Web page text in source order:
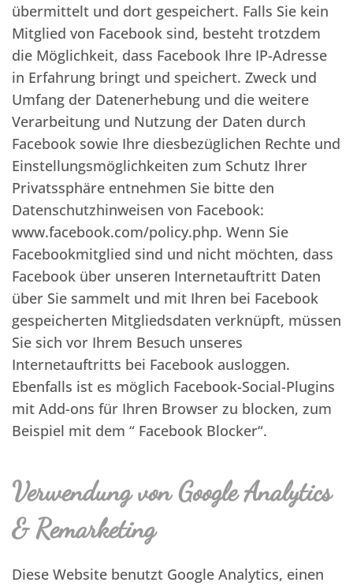
übermittelt und dort gespeichert. Falls Sie kein
Mitglied von Facebook sind, besteht trotzdem
die Möglichkeit, dass Facebook Ihre IP-Adresse
in Erfahrung bringt und speichert. Zweck und
Umfang der Datenerhebung und die weitere
Verarbeitung und Nutzung der Daten durch
Facebook sowie Ihre diesbezüglichen Rechte und
Einstellungsmöglichkeiten zum Schutz Ihrer
Privatssphäre entnehmen Sie bitte den
Datenschutzhinweisen von Facebook:
www.facebook.com/policy.php. Wenn Sie
Facebookmitglied sind und nicht möchten, dass
Facebook über unseren Internetauftritt Daten
über Sie sammelt und mit Ihren bei Facebook
gespeicherten Mitgliedsdaten verknüpft, müssen
Sie sich vor Ihrem Besuch unseres
Internetauftritts bei Facebook ausloggen.
Ebenfalls ist es möglich Facebook-Social-Plugins
mit Add-ons für Ihren Browser zu blocken, zum
Beispiel mit dem “ Facebook Blocker“.
Verwendung von Google Analytics
& Remarketing
Diese Website benutzt Google Analytics, einen